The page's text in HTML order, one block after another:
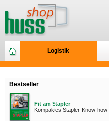
Logistik
Bestseller
Fit am Stapler
Kompaktes Stapler-Know-how